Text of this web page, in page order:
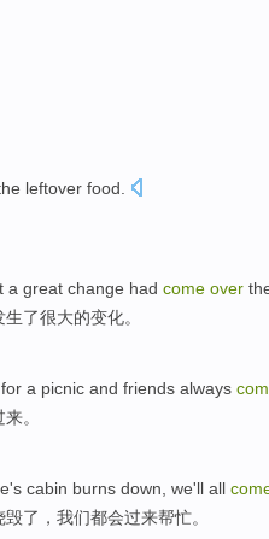
leftover food
a great change had come over
生了很大的变化。
for a picnic and friends always
来。
's cabin burns down , we'll all
毁了，我们都会过来帮忙。